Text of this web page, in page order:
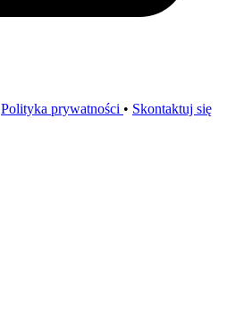
Polityka prywatności • Skontaktuj się